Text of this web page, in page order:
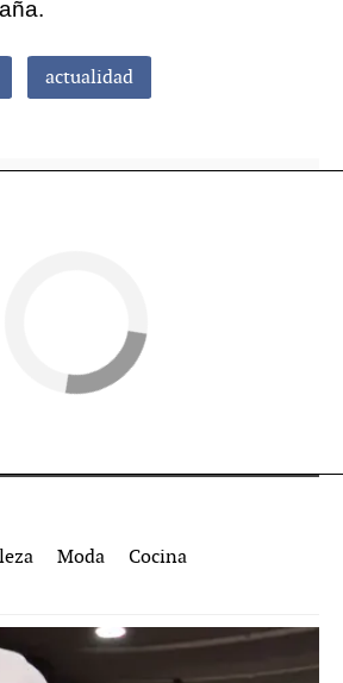
actualidad
Moda Cocina